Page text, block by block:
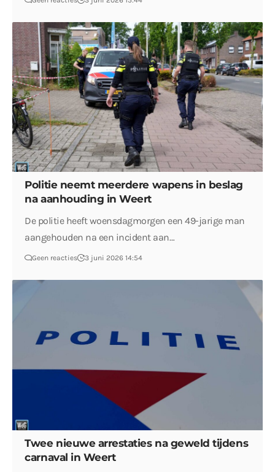
Politie neemt meerdere wapens in beslag
na aanhouding in Weert
De politie heeft woensdagmorgen een 49-jarige man
aangehouden na een incident aan…
Geen reacties 3 juni 2026 14:54
Twee nieuwe arrestaties na geweld tijdens
carnaval in Weert